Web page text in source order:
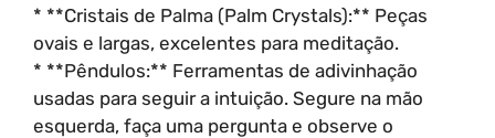
* **Cristais de Palma (Palm Crystals):** Peças
ovais e largas, excelentes para meditação.
* **Pêndulos:** Ferramentas de adivinhação
usadas para seguir a intuição. Segure na mão
esquerda, faça uma pergunta e observe o